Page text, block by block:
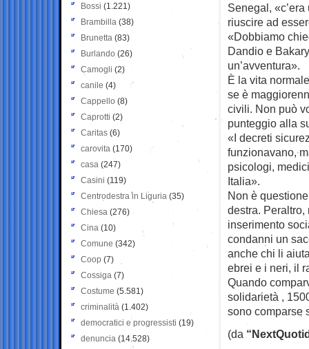
Senegal,
riuscire ad
«Dobbiamo
Dandio e
un’avventura».
È la vita
se è
civili. Non può
punteggio alla
«I decreti
funzionavano,
psicologi,
Italia».
Non è
destra.
inserimento
condanni un
anche chi li
ebrei e i neri, il
Quando
solidarietà ,
sono comparse
(da
Bossi (1.221)
Brambilla (38)
Brunetta (83)
Burlando (26)
Camogli (2)
canile (4)
Cappello (8)
Caprotti (2)
Caritas (6)
carovita (170)
casa (247)
Casini (119)
Centrodestra in Liguria (35)
Chiesa (276)
Cina (10)
Comune (342)
Coop (7)
Cossiga (7)
Costume (5.581)
criminalità (1.402)
democratici e progressisti (19)
denuncia (14.528)